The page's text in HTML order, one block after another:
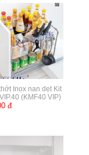
Inox nan dẹt Kit
(KMF40 VIP)
đ